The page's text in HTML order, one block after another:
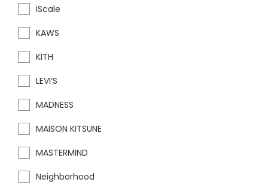
iScale
KAWS
KITH
LEVI’S
MADNESS
MAISON KITSUNE
MASTERMIND
Neighborhood